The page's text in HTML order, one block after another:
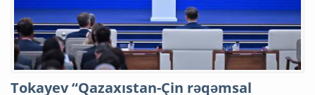
Tokayev “Qazaxıstan-Çin rəqəmsal